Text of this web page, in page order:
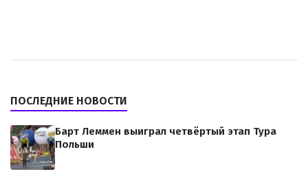
ПОСЛЕДНИЕ НОВОСТИ
Барт Леммен выиграл четвёртый этап Тура
Польши